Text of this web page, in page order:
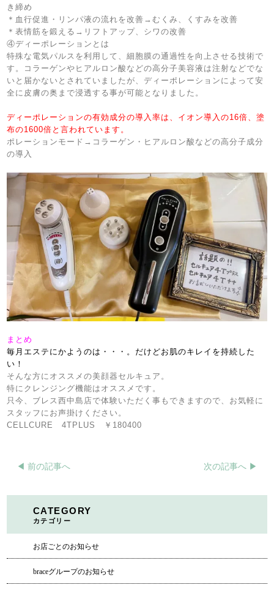
き締め
＊血行促進・リンパ液の流れを改善→むくみ、くすみを改善
＊表情筋を鍛える→リフトアップ、シワの改善
④ディーポレーションとは
特殊な電気パルスを利用して、細胞膜の通過性を向上させる技術で
す。コラーゲンやヒアルロン酸などの高分子美容液は注射などでな
いと届かないとされていましたが、ディーポレーションによって安
全に皮膚の奥まで浸透する事が可能となりました。
ディーポレーションの有効成分の導入率は、イオン導入の16倍、塗
布の1600倍と言われています。
ポレーションモード→コラーゲン・ヒアルロン酸などの高分子成分
の導入
まとめ
毎月エステにかようのは・・・。だけどお肌のキレイを持続した
い！
そんな方にオススメの美顔器セルキュア。
特にクレンジング機能はオススメです。
只今、ブレス西中島店で体験いただく事もできますので、お気軽に
スタッフにお声掛けください。
CELLCURE 4TPLUS ￥180400
◀︎ 前の記事へ 次の記事へ ▶︎
CATEGORY
カテゴリー
お店ごとのお知らせ
braceグループのお知らせ